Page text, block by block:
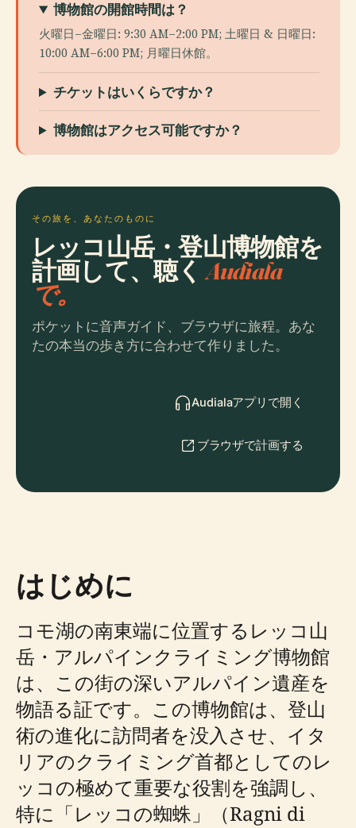
博物館の開館時間は？
火曜日–金曜日: 9:30 AM–2:00 PM; 土曜日 & 日曜日:
10:00 AM–6:00 PM; 月曜日休館。
チケットはいくらですか？
博物館はアクセス可能ですか？
その旅を、あなたのものに
レッコ山岳・登山博物館を
計画して、聴くAudiala
で。
ポケットに音声ガイド、ブラウザに旅程。あな
たの本当の歩き方に合わせて作りました。
Audialaアプリで開く
ブラウザで計画する
はじめに
コモ湖の南東端に位置するレッコ山
岳・アルパインクライミング博物館
は、この街の深いアルパイン遺産を
物語る証です。この博物館は、登山
術の進化に訪問者を没入させ、イタ
リアのクライミング首都としてのレ
ッコの極めて重要な役割を強調し、
特に「レッコの蜘蛛」（Ragni di